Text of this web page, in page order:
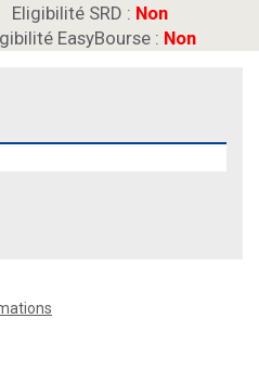
Eligibilité SRD : Non
EasyBourse : Non